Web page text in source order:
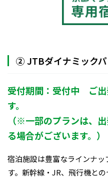
② JTBダイナミック
受付期間：受付中 ご出
す。
（※一部のプランは、
る場合がございます。）
宿泊施設は豊富なラインナ
す。新幹線・JR、飛行機と